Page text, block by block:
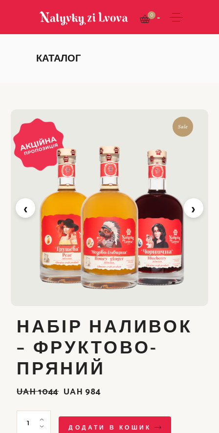
0
КАТАЛОГ
Sale
‹ ›
НАБІР НАЛИВОК
– ФРУКТОВО-
ПРЯНИЙ
UAH1044
ОРИГІНАЛЬНА
UAH
1044.
UAH 984
ПОТОЧНА
UAH
984.
Набір наливок - Фруктово-пряний quantity
ДОДАТИ В КОШИК